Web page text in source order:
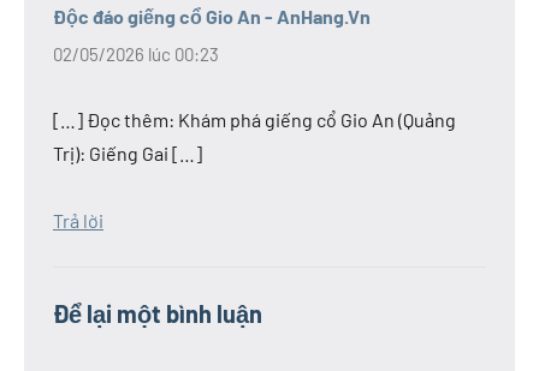
Độc đáo giếng cổ Gio An - AnHang.Vn
02/05/2026 lúc 00:23
[…] Đọc thêm: Khám phá giếng cổ Gio An (Quảng
Trị): Giếng Gai […]
Trả lời
Để lại một bình luận